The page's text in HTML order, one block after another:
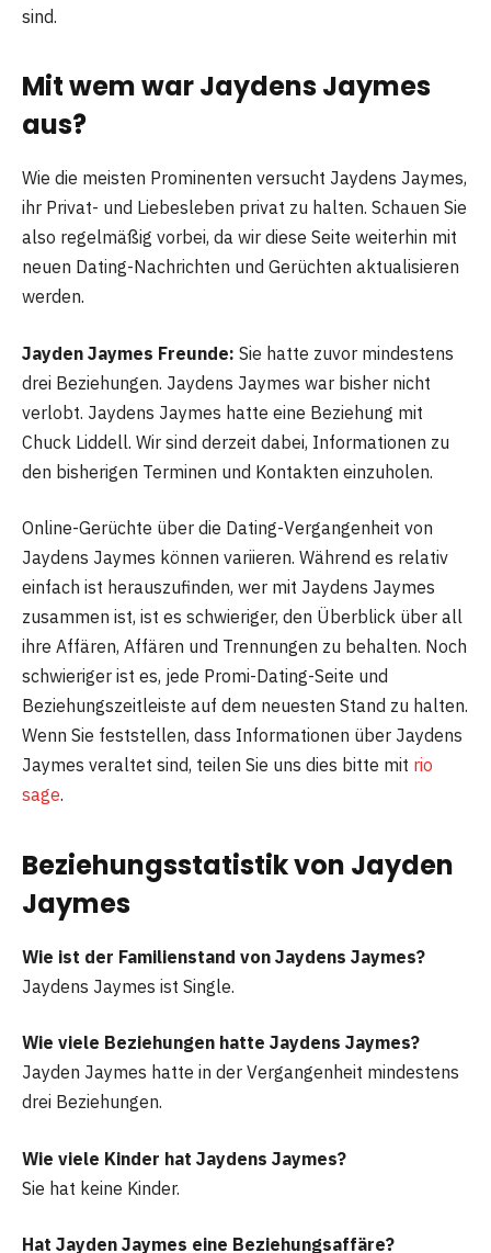
sind.
Mit wem war Jaydens Jaymes
aus?
Wie die meisten Prominenten versucht Jaydens Jaymes,
ihr Privat- und Liebesleben privat zu halten. Schauen Sie
also regelmäßig vorbei, da wir diese Seite weiterhin mit
neuen Dating-Nachrichten und Gerüchten aktualisieren
werden.
Jayden Jaymes Freunde: Sie hatte zuvor mindestens
drei Beziehungen. Jaydens Jaymes war bisher nicht
verlobt. Jaydens Jaymes hatte eine Beziehung mit
Chuck Liddell. Wir sind derzeit dabei, Informationen zu
den bisherigen Terminen und Kontakten einzuholen.
Online-Gerüchte über die Dating-Vergangenheit von
Jaydens Jaymes können variieren. Während es relativ
einfach ist herauszufinden, wer mit Jaydens Jaymes
zusammen ist, ist es schwieriger, den Überblick über all
ihre Affären, Affären und Trennungen zu behalten. Noch
schwieriger ist es, jede Promi-Dating-Seite und
Beziehungszeitleiste auf dem neuesten Stand zu halten.
Wenn Sie feststellen, dass Informationen über Jaydens
Jaymes veraltet sind, teilen Sie uns dies bitte mit rio
sage.
Beziehungsstatistik von Jayden
Jaymes
Wie ist der Familienstand von Jaydens Jaymes?
Jaydens Jaymes ist Single.
Wie viele Beziehungen hatte Jaydens Jaymes?
Jayden Jaymes hatte in der Vergangenheit mindestens
drei Beziehungen.
Wie viele Kinder hat Jaydens Jaymes?
Sie hat keine Kinder.
Hat Jayden Jaymes eine Beziehungsaffäre?